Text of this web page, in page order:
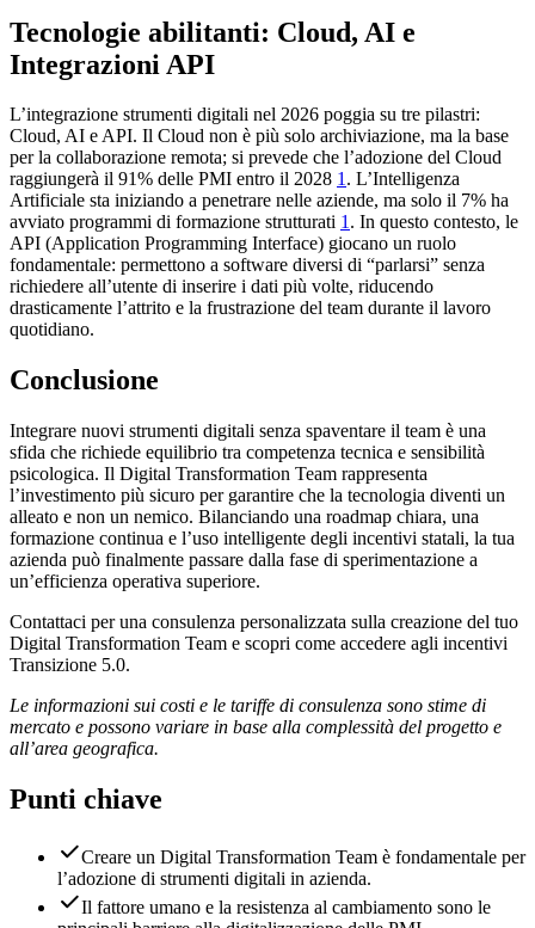
Tecnologie abilitanti: Cloud, AI e
Integrazioni API
L’integrazione strumenti digitali nel 2026 poggia su tre pilastri:
Cloud, AI e API. Il Cloud non è più solo archiviazione, ma la base
per la collaborazione remota; si prevede che l’adozione del Cloud
raggiungerà il 91% delle PMI entro il 2028 1. L’Intelligenza
Artificiale sta iniziando a penetrare nelle aziende, ma solo il 7% ha
avviato programmi di formazione strutturati 1. In questo contesto, le
API (Application Programming Interface) giocano un ruolo
fondamentale: permettono a software diversi di “parlarsi” senza
richiedere all’utente di inserire i dati più volte, riducendo
drasticamente l’attrito e la frustrazione del team durante il lavoro
quotidiano.
Conclusione
Integrare nuovi strumenti digitali senza spaventare il team è una
sfida che richiede equilibrio tra competenza tecnica e sensibilità
psicologica. Il Digital Transformation Team rappresenta
l’investimento più sicuro per garantire che la tecnologia diventi un
alleato e non un nemico. Bilanciando una roadmap chiara, una
formazione continua e l’uso intelligente degli incentivi statali, la tua
azienda può finalmente passare dalla fase di sperimentazione a
un’efficienza operativa superiore.
Contattaci per una consulenza personalizzata sulla creazione del tuo
Digital Transformation Team e scopri come accedere agli incentivi
Transizione 5.0.
Le informazioni sui costi e le tariffe di consulenza sono stime di
mercato e possono variare in base alla complessità del progetto e
all’area geografica.
Punti chiave
Creare un Digital Transformation Team è fondamentale per
l’adozione di strumenti digitali in azienda.
Il fattore umano e la resistenza al cambiamento sono le